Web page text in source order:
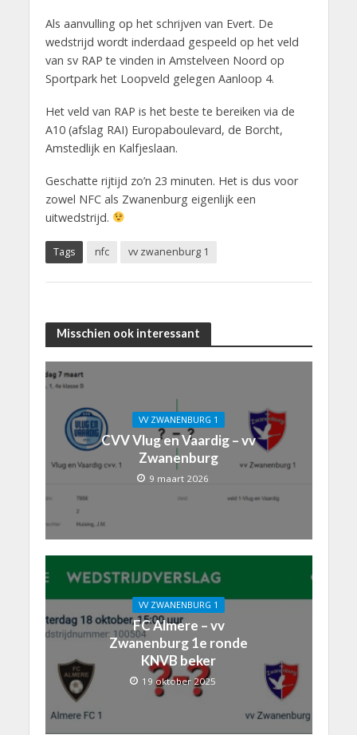
Als aanvulling op het schrijven van Evert. De
wedstrijd wordt inderdaad gespeeld op het veld
van sv RAP te vinden in Amstelveen Noord op
Sportpark het Loopveld gelegen Aanloop 4.
Het veld van RAP is het beste te bereiken via de
A10 (afslag RAI) Europaboulevard, de Borcht,
Amstedlijk en Kalfjeslaan.
Geschatte rijtijd zo’n 23 minuten. Het is dus voor
zowel NFC als Zwanenburg eigenlijk een
uitwedstrijd.
Tags nfc vv zwanenburg 1
Misschien ook interessant
VV ZWANENBURG 1
CVV Vlug en Vaardig – vv
Zwanenburg
9 maart 2026
VV ZWANENBURG 1
FC Almere – vv
Zwanenburg 1e ronde
KNVB beker
19 oktober 2025